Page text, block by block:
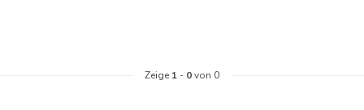
Zeige 1 - 0von 0